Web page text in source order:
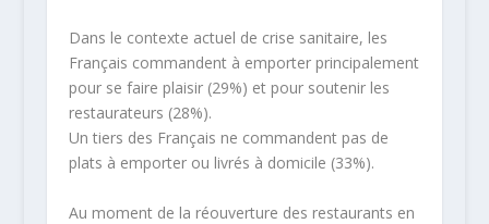
Dans le contexte actuel de crise sanitaire, les
Français commandent à emporter principalement
pour se faire plaisir (29%) et pour soutenir les
restaurateurs (28%).
Un tiers des Français ne commandent pas de
plats à emporter ou livrés à domicile (33%).
Au moment de la réouverture des restaurants en